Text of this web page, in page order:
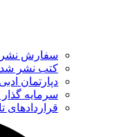
سفارش نشر
کتب نشر
دپارتمان
سرمایه
قراردادهای